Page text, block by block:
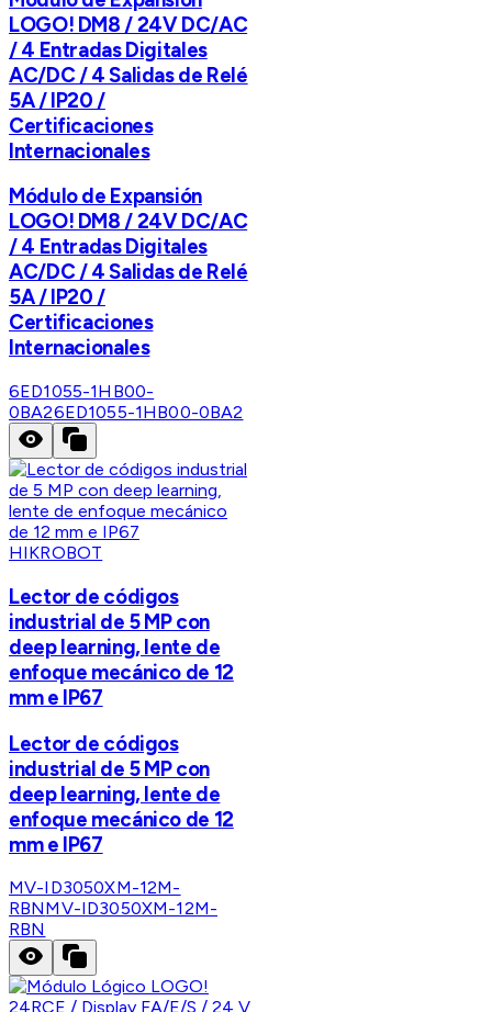
LOGO! DM8 / 24V DC/AC
/ 4 Entradas Digitales
AC/DC / 4 Salidas de Relé
5A / IP20 /
Certificaciones
Internacionales
Módulo de Expansión
LOGO! DM8 / 24V DC/AC
/ 4 Entradas Digitales
AC/DC / 4 Salidas de Relé
5A / IP20 /
Certificaciones
Internacionales
6ED1055-1HB00-
0BA26ED1055-1HB00-0BA2
HIKROBOT
Lector de códigos
industrial de 5 MP con
deep learning, lente de
enfoque mecánico de 12
mm e IP67
Lector de códigos
industrial de 5 MP con
deep learning, lente de
enfoque mecánico de 12
mm e IP67
MV-ID3050XM-12M-
RBNMV-ID3050XM-12M-
RBN